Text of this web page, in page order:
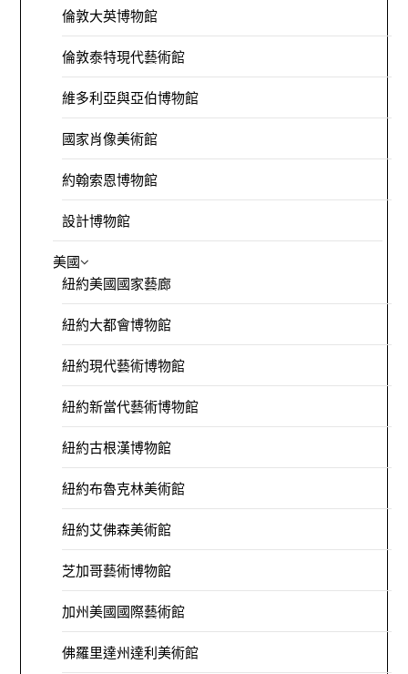
倫敦大英博物館
倫敦泰特現代藝術館
維多利亞與亞伯博物館
國家肖像美術館
約翰索恩博物館
設計博物館
美國
紐約美國國家藝廊
紐約大都會博物館
紐約現代藝術博物館
紐約新當代藝術博物館
紐約古根漢博物館
紐約布魯克林美術館
紐約艾佛森美術館
芝加哥藝術博物館
加州美國國際藝術館
佛羅里達州達利美術館